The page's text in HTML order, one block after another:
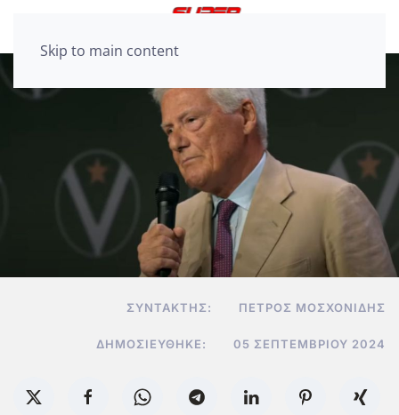
Skip to main content
ΣΥΝΤΆΚΤΗΣ: ΠΈΤΡΟΣ ΜΟΣΧΟΝΊΔΗΣ
ΔΗΜΟΣΙΕΎΘΗΚΕ: 05 ΣΕΠΤΕΜΒΡΊΟΥ 2024